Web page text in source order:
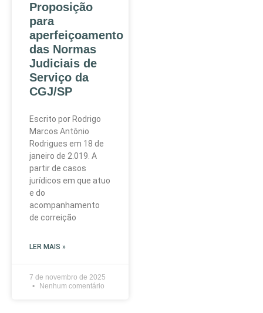
Proposição
para
aperfeiçoamento
das Normas
Judiciais de
Serviço da
CGJ/SP
Escrito por Rodrigo
Marcos Antônio
Rodrigues em 18 de
janeiro de 2.019. A
partir de casos
jurídicos em que atuo
e do
acompanhamento
de correição
LER MAIS »
7 de novembro de 2025
Nenhum comentário